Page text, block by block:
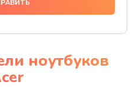
BIOS
ноутбуков